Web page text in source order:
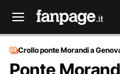
Crollo ponte Morandi a
Ponte